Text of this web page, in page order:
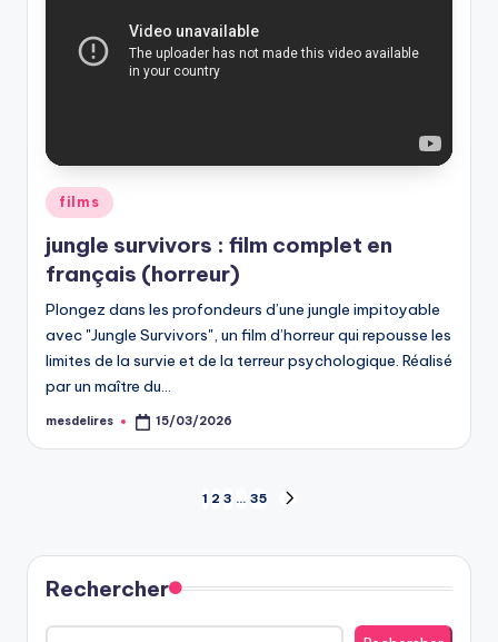
Posted
in
films
jungle survivors : film complet en
français (horreur)
Plongez dans les profondeurs d’une jungle impitoyable
avec "Jungle Survivors", un film d’horreur qui repousse les
limites de la survie et de la terreur psychologique. Réalisé
par un maître du…
Posted
mesdelires 15/03/2026
Pagination
des
publications
1 2 3 … 35
Rechercher